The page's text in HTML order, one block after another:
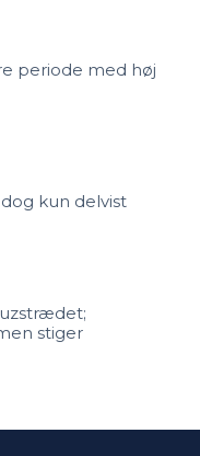
periode med høj
kun delvist
stiger